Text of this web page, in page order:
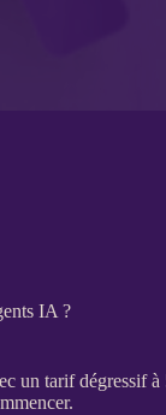
IA ?
un tarif dégressif à